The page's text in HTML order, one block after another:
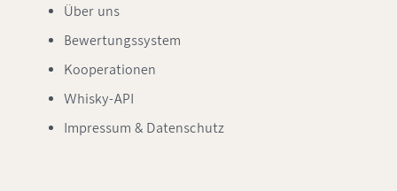
Über uns
Bewertungssystem
Kooperationen
Whisky-API
Impressum & Datenschutz